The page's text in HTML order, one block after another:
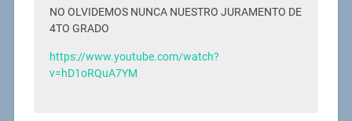
NO OLVIDEMOS NUNCA NUESTRO JURAMENTO DE
4TO GRADO
https://www.youtube.com/watch?
v=hD1oRQuA7YM